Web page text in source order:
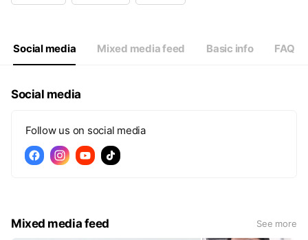
Social media Mixed media feed Basic info FAQ
Social media
Follow us on social media
Mixed media feed See more